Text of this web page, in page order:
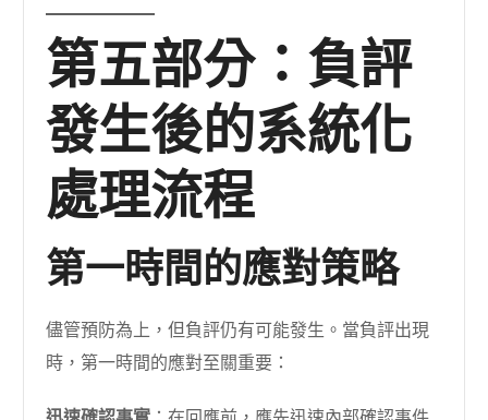
第五部分：負評
發生後的系統化
處理流程
第一時間的應對策略
儘管預防為上，但負評仍有可能發生。當負評出現
時，第一時間的應對至關重要：